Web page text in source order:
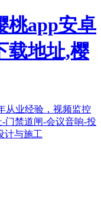
桃app安卓
载地址,樱
从业经验，视频监控
门禁道闸-会议音响-投
计与施工